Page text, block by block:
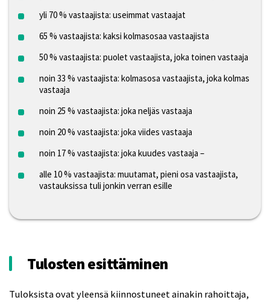
yli 70 % vastaajista: useimmat vastaajat
65 % vastaajista: kaksi kolmasosaa vastaajista
50 % vastaajista: puolet vastaajista, joka toinen vastaaja
noin 33 % vastaajista: kolmasosa vastaajista, joka kolmas
vastaaja
noin 25 % vastaajista: joka neljäs vastaaja
noin 20 % vastaajista: joka viides vastaaja
noin 17 % vastaajista: joka kuudes vastaaja –
alle 10 % vastaajista: muutamat, pieni osa vastaajista,
vastauksissa tuli jonkin verran esille
Tulosten esittäminen
Tuloksista ovat yleensä kiinnostuneet ainakin rahoittaja,